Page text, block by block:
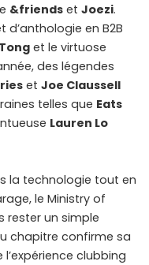
&friends et Joezi.
d’anthologie en B2B
et le virtuose
des légendes
et Joe Claussell
telles que Eats
Lauren Lo
la technologie tout en
le Ministry of
rester un simple
chapitre confirme sa
clubbing